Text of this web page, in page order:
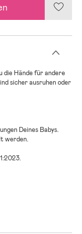
die Hände für andere
sicher ausruhen oder
Deines Babys.
werden.